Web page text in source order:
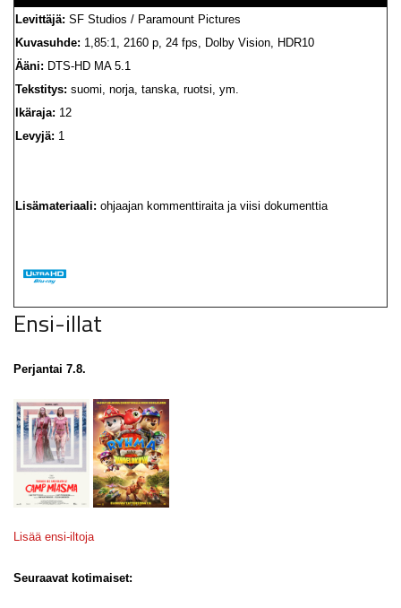
Levittäjä: SF Studios / Paramount Pictures
Kuvasuhde: 1,85:1, 2160 p, 24 fps, Dolby Vision, HDR10
Ääni: DTS-HD MA 5.1
Tekstitys: suomi, norja, tanska, ruotsi, ym.
Ikäraja: 12
Levyjä: 1
Lisämateriaali: ohjaajan kommenttiraita ja viisi dokumenttia
Ensi-illat
Perjantai 7.8.
Lisää ensi-iltoja
Seuraavat kotimaiset: